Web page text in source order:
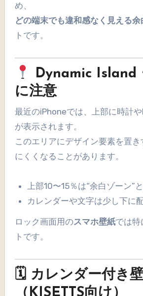
め、
どの端末でも違和感なく見える余
トです。
Dynamic Island
に注意
最近のiPhoneでは、上部に時計
が表示されます。
このエリアにデザイン要素を置き
にくくなることがあります。
上部10〜15％は“余白ゾーン”
カレンダーや文字は少し下に
ロック画面用のスマホ壁紙では特
トです。
🗓 カレンダー付き
（KISETTS向け）